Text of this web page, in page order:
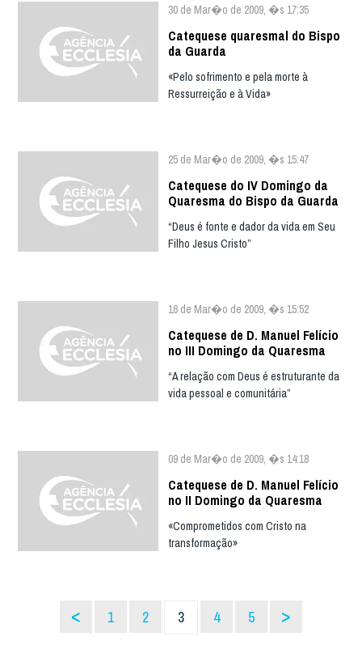
30 de Mar�o de 2009, �s 17:35
Catequese quaresmal do Bispo
da Guarda
«Pelo sofrimento e pela morte à
Ressurreição e à Vida»
25 de Mar�o de 2009, �s 15:47
Catequese do IV Domingo da
Quaresma do Bispo da Guarda
“Deus é fonte e dador da vida em Seu
Filho Jesus Cristo”
16 de Mar�o de 2009, �s 15:52
Catequese de D. Manuel Felício
no III Domingo da Quaresma
“A relação com Deus é estruturante da
vida pessoal e comunitária”
09 de Mar�o de 2009, �s 14:18
Catequese de D. Manuel Felício
no II Domingo da Quaresma
«Comprometidos com Cristo na
transformação»
< 1 2 3 4 5 >